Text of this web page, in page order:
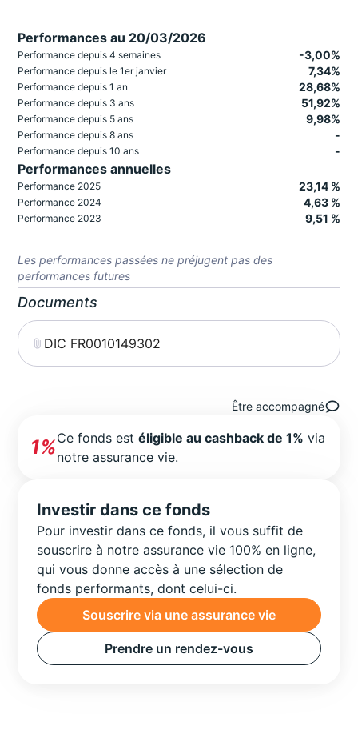
Performances au 20/03/2026
Performance depuis 4 semaines -3,00%
Performance depuis le 1er janvier 7,34%
Performance depuis 1 an 28,68%
Performance depuis 3 ans 51,92%
Performance depuis 5 ans 9,98%
Performance depuis 8 ans -
Performance depuis 10 ans -
Performances annuelles
Performance 2025 23,14 %
Performance 2024 4,63 %
Performance 2023 9,51 %
Les performances passées ne préjugent pas des
performances futures
Documents
DIC FR0010149302
Être accompagné
1%Ce fonds estéligible au cashback de 1% via
notre assurance vie.
Investir dans ce fonds
Pour investir dans ce fonds, il vous suffit de
souscrire à notre assurance vie 100% en ligne,
qui vous donne accès à une sélection de
fonds performants, dont celui-ci.
Souscrire via une assurance vie
Prendre un rendez-vous